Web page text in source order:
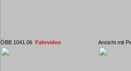
ÖBB 1041.06 Fahrvideo Ansicht mit